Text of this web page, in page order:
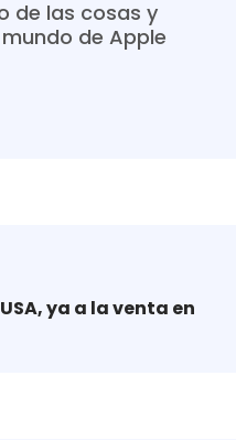
de las cosas y
de Apple
ya a la venta en